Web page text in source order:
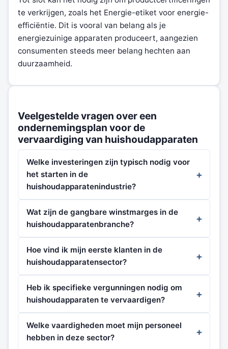
te verkrijgen, zoals het Energie-etiket voor energie-
efficiëntie. Dit is vooral van belang als je
energiezuinige apparaten produceert, aangezien
consumenten steeds meer belang hechten aan
duurzaamheid.
Veelgestelde vragen over een
ondernemingsplan voor de
vervaardiging van huishoudapparaten
Welke investeringen zijn typisch nodig voor
het starten in de
huishoudapparatenindustrie?
Wat zijn de gangbare winstmarges in de
huishoudapparatenbranche?
Hoe vind ik mijn eerste klanten in de
huishoudapparatensector?
Heb ik specifieke vergunningen nodig om
huishoudapparaten te vervaardigen?
Welke vaardigheden moet mijn personeel
hebben in deze sector?